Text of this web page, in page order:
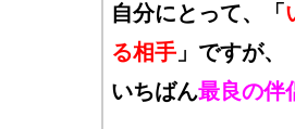
自分にとって、「
る相手」ですが、
いちばん最良の伴